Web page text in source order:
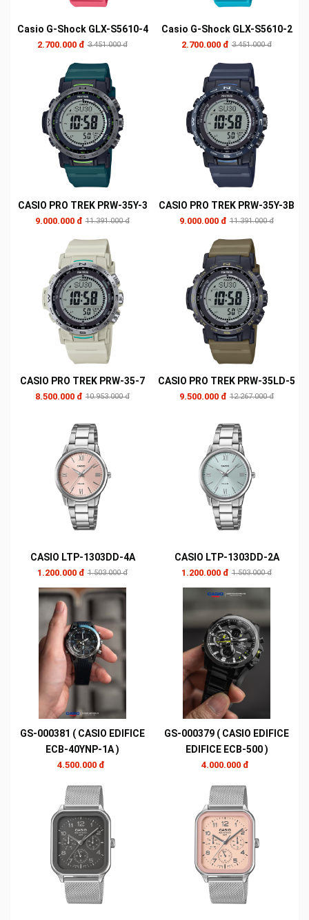
Casio G-Shock GLX-S5610-4
2.700.000 đ 3.451.000 đ
Casio G-Shock GLX-S5610-2
2.700.000 đ 3.451.000 đ
CASIO PRO TREK PRW-35Y-3
9.000.000 đ 11.391.000 đ
CASIO PRO TREK PRW-35Y-3B
9.000.000 đ 11.391.000 đ
CASIO PRO TREK PRW-35-7
8.500.000 đ 10.953.000 đ
CASIO PRO TREK PRW-35LD-5
9.500.000 đ 12.267.000 đ
CASIO LTP-1303DD-4A
1.200.000 đ 1.503.000 đ
CASIO LTP-1303DD-2A
1.200.000 đ 1.503.000 đ
GS-000381 ( CASIO EDIFICE
ECB-40YNP-1A )
4.500.000 đ
GS-000379 ( CASIO EDIFICE
EDIFICE ECB-500 )
4.000.000 đ